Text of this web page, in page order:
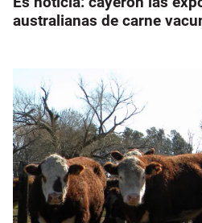
australianas de carne